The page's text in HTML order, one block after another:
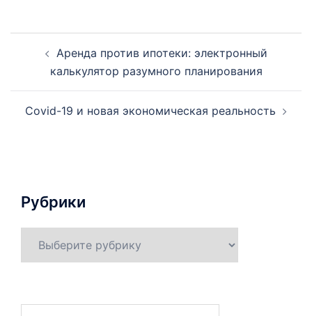
Навигация
записям
Аренда против ипотеки: электронный
калькулятор разумного планирования
Covid-19 и новая экономическая реальность
Рубрики